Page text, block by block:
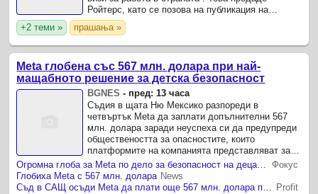
Ройтерс, като се позова на публикация на
консервативното издание The Daily Signal, която
цитира служебна бележка.
+2 теми » прашања »
Meta глобена със 567 млн. долара при най-
мащабното решение за детска безопасност
BGNES - пред: 13 часа
Съдия в щата Ню Мексико разпореди в
четвъртък Meta да заплати допълнителни 567
млн. долара заради неуспеха си да предупреди
обществеността за опасностите, които
платформите на компанията представляват за
децата - решение, определено като най-
мащабното съдебно постановление срещу ...
Огромна глоба за Meta по дело за безопасност на децата в Интернет
Фокус
Глобиха Meta с 567 млн. долара News
Съд в САЩ осъди Meta да плати още 567 млн. долара по дело за безопасността на децата Profit